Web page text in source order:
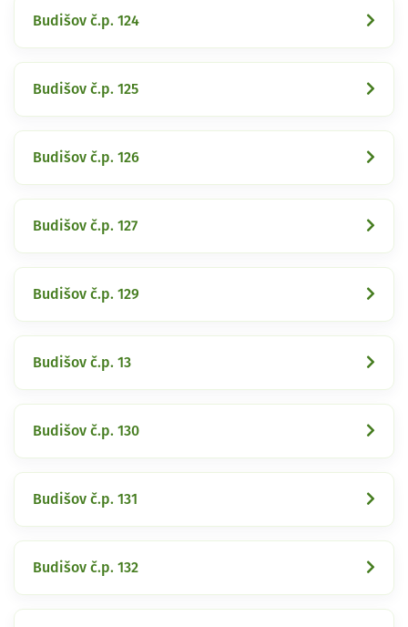
Budišov č.p. 124
Budišov č.p. 125
Budišov č.p. 126
Budišov č.p. 127
Budišov č.p. 129
Budišov č.p. 13
Budišov č.p. 130
Budišov č.p. 131
Budišov č.p. 132